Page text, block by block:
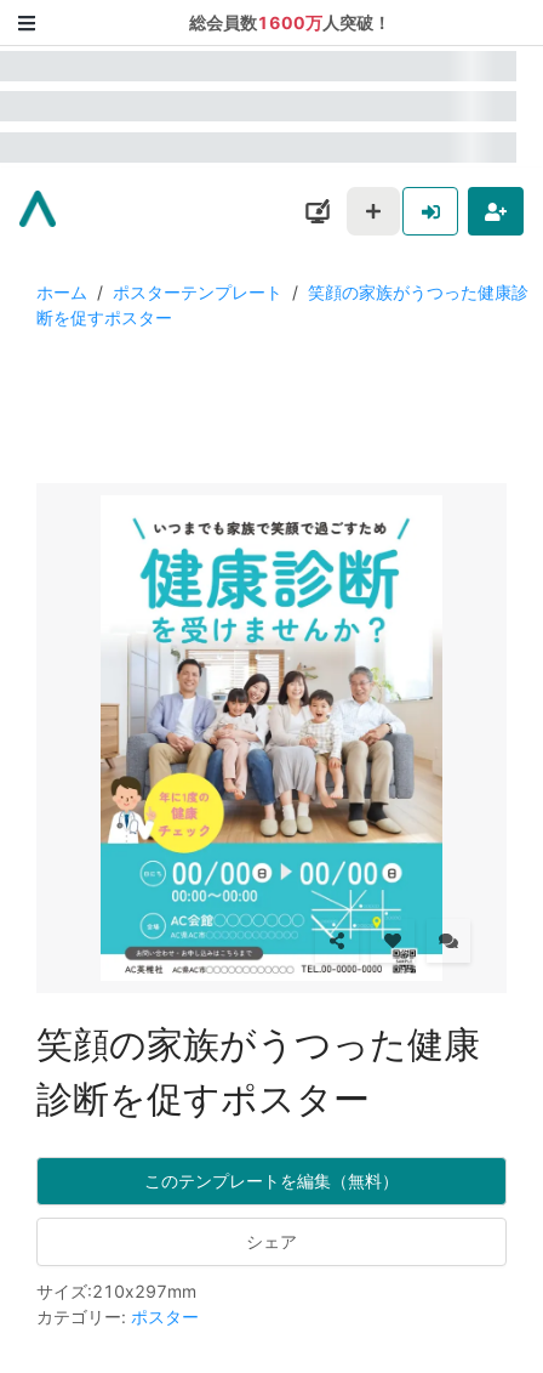
総会員数1600万人突破！
ホーム / ポスターテンプレート / 笑顔の家族がうつった健康診
断を促すポスター
笑顔の家族がうつった健康
診断を促すポスター
このテンプレートを編集（無料）
シェア
サイズ:210x297mm
カテゴリー: ポスター